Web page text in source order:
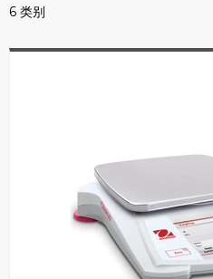
6 类别